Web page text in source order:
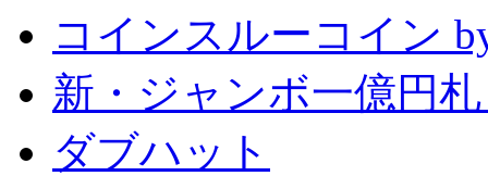
コインスルーコイン
新・ジャンボ一億円
ダブハット